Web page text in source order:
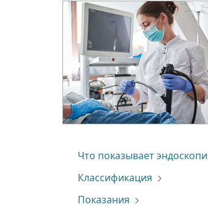
Что показывает
Классификация
Показания